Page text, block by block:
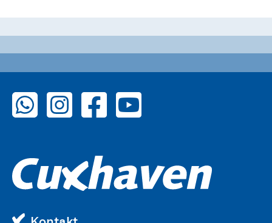
zu WhatsAppzu Instagramzu Facebook
zu YouTube